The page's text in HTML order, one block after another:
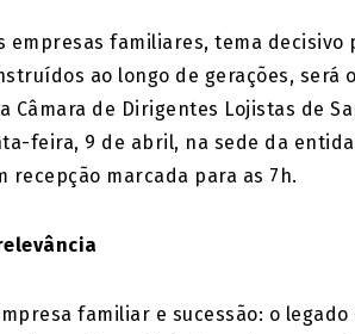
empresas familiares, tema
ao longo de gerações,
Câmara de Dirigentes Lojistas de
feira, 9 de abril, na sede da
recepção marcada para as 7h.
familiar e sucessão: o